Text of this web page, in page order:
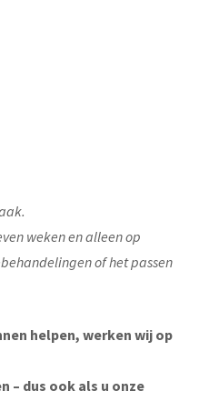
weken en alleen op
of het passen
helpen, werken wij op
– dus ook als u onze